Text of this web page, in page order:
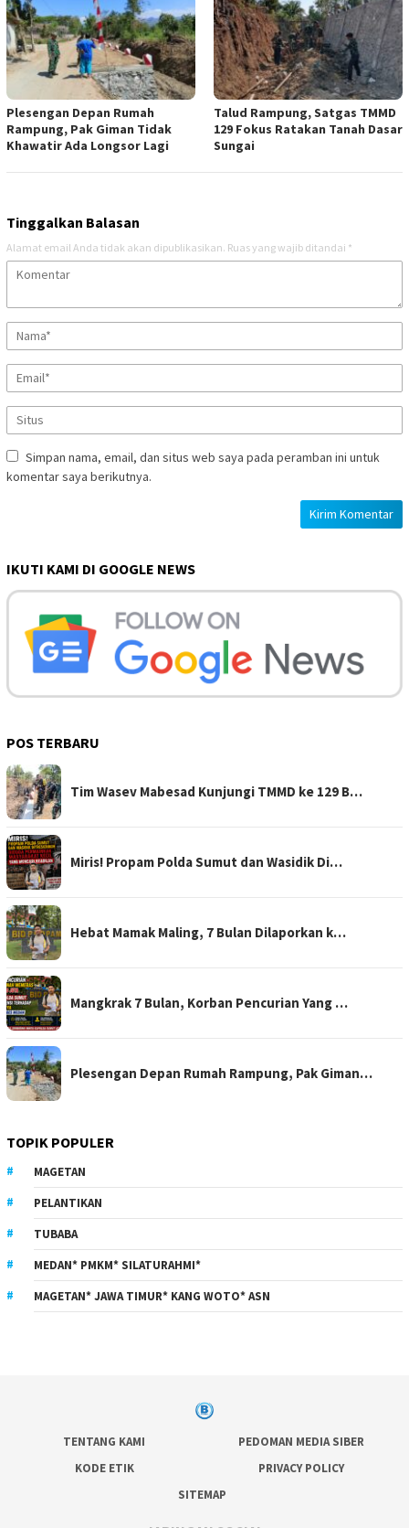
Plesengan Depan Rumah
Rampung, Pak Giman Tidak
Khawatir Ada Longsor Lagi
Talud Rampung, Satgas TMMD
129 Fokus Ratakan Tanah Dasar
Sungai
Tinggalkan Balasan
Alamat email Anda tidak akan dipublikasikan. Ruas yang wajib ditandai *
Simpan nama, email, dan situs web saya pada peramban ini untuk
komentar saya berikutnya.
IKUTI KAMI DI GOOGLE NEWS
POS TERBARU
Tim Wasev Mabesad Kunjungi TMMD ke 129 B…
Miris! Propam Polda Sumut dan Wasidik Di…
Hebat Mamak Maling, 7 Bulan Dilaporkan k…
Mangkrak 7 Bulan, Korban Pencurian Yang …
Plesengan Depan Rumah Rampung, Pak Giman…
TOPIK POPULER
MAGETAN
PELANTIKAN
TUBABA
MEDAN* PMKM* SILATURAHMI*
MAGETAN* JAWA TIMUR* KANG WOTO* ASN
TENTANG KAMI
PEDOMAN MEDIA SIBER
KODE ETIK
PRIVACY POLICY
SITEMAP